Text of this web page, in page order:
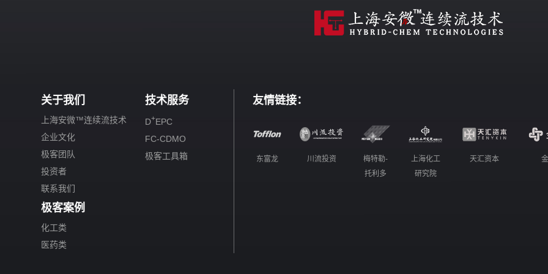
关于我们
上海安微™连续流技术
企业文化
极客团队
投资者
联系我们
技术服务
D + EPC
FC-CDMO
极客工具箱
极客案例
化工类
医药类
友情链接：
东富龙 川流投资
梅特勒-
托利多
上海化工
研究院
天汇资本